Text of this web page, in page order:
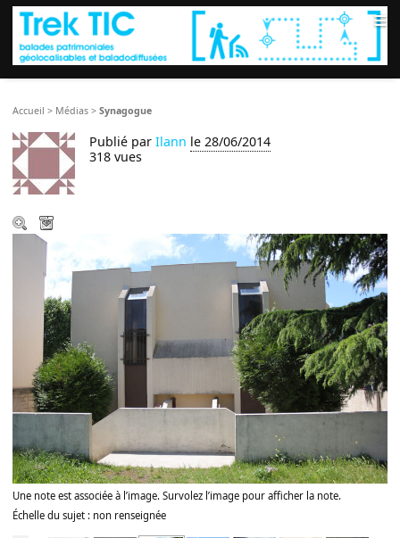
≡
Accueil > Médias >Synagogue
Publié parIlann le 28/06/2014
318 vues
Une note est associée à l’image. Survolez l’image pour afficher la note.
Échelle du sujet : non renseignée